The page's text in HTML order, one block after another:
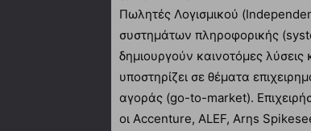
Πωλητές Λογισμικού
συστημάτων πληροφορικής
δημιουργούν καινοτόμες λύσεις
υποστηρίζει σε θέματα
αγοράς (go-to-market).
οι Accenture, ALEF, Arηs